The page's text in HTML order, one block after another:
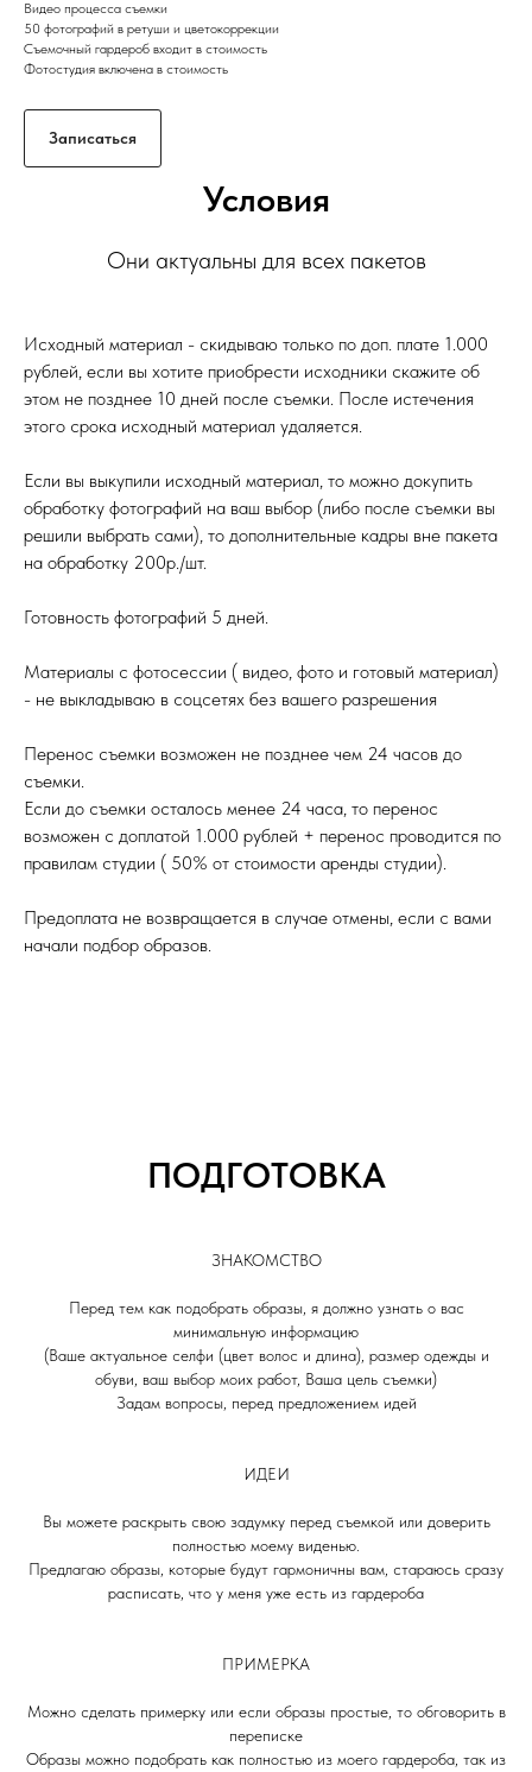
Видео процесса съемки
50 фотографий в ретуши и цветокоррекции
Съемочный гардероб входит в стоимость
Фотостудия включена в стоимость
Записаться
Условия
Они актуальны для всех пакетов
Исходный материал - скидываю только по доп. плате 1.000
рублей, если вы хотите приобрести исходники скажите об
этом не позднее 10 дней после съемки. После истечения
этого срока исходный материал удаляется.
Если вы выкупили исходный материал, то можно докупить
обработку фотографий на ваш выбор (либо после съемки вы
решили выбрать сами), то дополнительные кадры вне пакета
на обработку 200р./шт.
Готовность фотографий 5 дней.
Материалы с фотосессии ( видео, фото и готовый материал)
- не выкладываю в соцсетях без вашего разрешения
Перенос съемки возможен не позднее чем 24 часов до
съемки.
Если до съемки осталось менее 24 часа, то перенос
возможен с доплатой 1.000 рублей + перенос проводится по
правилам студии ( 50% от стоимости аренды студии).
Предоплата не возвращается в случае отмены, если с вами
начали подбор образов.
ПОДГОТОВКА
ЗНАКОМСТВО
Перед тем как подобрать образы, я должно узнать о вас
минимальную информацию
(Ваше актуальное селфи (цвет волос и длина), размер одежды и
обуви, ваш выбор моих работ, Ваша цель съемки)
Задам вопросы, перед предложением идей
ИДЕИ
Вы можете раскрыть свою задумку перед съемкой или доверить
полностью моему виденью.
Предлагаю образы, которые будут гармоничны вам, стараюсь сразу
расписать, что у меня уже есть из гардероба
ПРИМЕРКА
Можно сделать примерку или если образы простые, то обговорить в
переписке
Образы можно подобрать как полностью из моего гардероба, так из